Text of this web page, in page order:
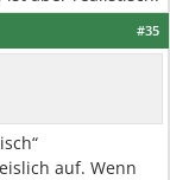
#35
auf. Wenn